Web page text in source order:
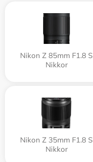
Nikon Z 85mm F1.8 S
Nikkor
Nikon Z 35mm F1.8 S
Nikkor